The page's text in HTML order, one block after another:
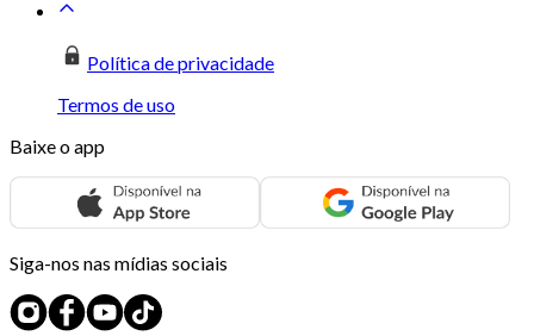
Política de privacidade
Termos de uso
Baixe o app
Siga-nos nas mídias sociais